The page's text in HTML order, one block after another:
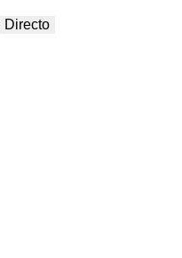
Directo